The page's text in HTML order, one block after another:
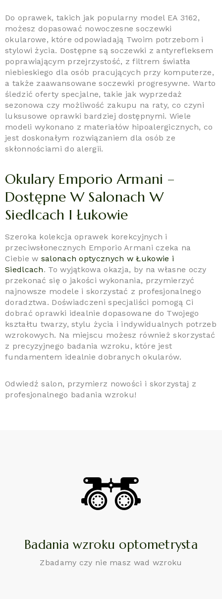
Do oprawek, takich jak popularny model EA 3162,
możesz dopasować nowoczesne soczewki
okularowe, które odpowiadają Twoim potrzebom i
stylowi życia. Dostępne są soczewki z antyrefleksem
poprawiającym przejrzystość, z filtrem światła
niebieskiego dla osób pracujących przy komputerze,
a także zaawansowane soczewki progresywne. Warto
śledzić oferty specjalne, takie jak wyprzedaż
sezonowa czy możliwość zakupu na raty, co czyni
luksusowe oprawki bardziej dostępnymi. Wiele
modeli wykonano z materiałów hipoalergicznych, co
jest doskonałym rozwiązaniem dla osób ze
skłonnościami do alergii.
Okulary Emporio Armani –
Dostępne W Salonach W
Siedlcach I Łukowie
Szeroka kolekcja oprawek korekcyjnych i
przeciwsłonecznych Emporio Armani czeka na
Ciebie w salonach optycznych w Łukowie i
Siedlcach. To wyjątkowa okazja, by na własne oczy
przekonać się o jakości wykonania, przymierzyć
najnowsze modele i skorzystać z profesjonalnego
doradztwa. Doświadczeni specjaliści pomogą Ci
dobrać oprawki idealnie dopasowane do Twojego
kształtu twarzy, stylu życia i indywidualnych potrzeb
wzrokowych. Na miejscu możesz również skorzystać
z precyzyjnego badania wzroku, które jest
fundamentem idealnie dobranych okularów.
Odwiedź salon, przymierz nowości i skorzystaj z
profesjonalnego badania wzroku!
Badania wzroku optometrysta
Zbadamy czy nie masz wad wzroku